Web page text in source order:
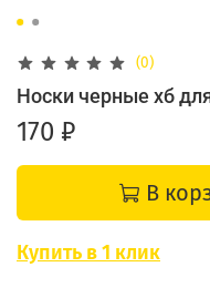
(0)
Носки черные хб
170 ₽
В
Купить в 1 клик